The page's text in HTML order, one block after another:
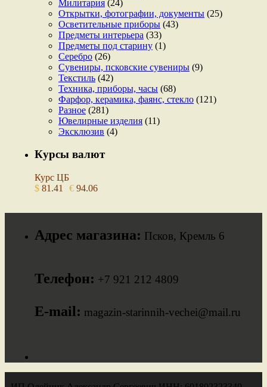
Милитария (24)
Открытки, фотографии, документы (25)
Осветительные приборы (43)
Предметы интерьера (33)
Предметы под старину (1)
Серебро (26)
Сувениры, псковские сувениры (9)
Текстиль (42)
Техника, приборы, часы (68)
Фарфор, керамика, фаянс, стекло (121)
Разное (281)
Ювелирные изделия (11)
Эксклюзив (4)
Курсы валют
Курс ЦБ
$ 81.41 € 94.06
Адрес магазина: Псков, Кремль 6
Телефон: +7 921 212 4809
E-mail: magazin-starinnih-vechei@mail.ru